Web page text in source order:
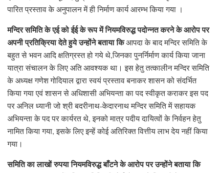
पारित प्रस्ताव के अनुपालन में ही निर्माण कार्य आरम्भ किया गया ।
मन्दिर समिति के एई को ईई के रूप में नियमविरुद्ध पदोन्नत करने के आरोप पर
अपनी प्रतिक्रिया देते हुये उन्होंने बताया किआपदा के बाद मन्दिर समिति के
बहुत से भवन आदि क्षतिग्रस्त हो गये थे,जिनका पुनर्निर्माण कार्य किया जाना
यात्रा संचालन के लिए अति आवश्यक था। इस हेतु तत्कालीन मन्दिर समिति
के अध्यक्ष गणेश गोदियाल द्वारा स्वयं प्रस्ताव बनाकर शासन को संदर्भित
किया गया एवं शासन से अधिशासी अभियन्ता का पद स्वीकृत कराकर इस पद
पर अनिल ध्यानी जो श्री बदरीनाथ-केदारनाथ मन्दिर समिति में सहायक
अभियन्ता के पद पर कार्यरत थे, इनको मात्र पदीय दायित्वों के निर्वहन हेतु
नामित किया गया, इसके लिए इन्हें कोई अतिरिक्त वित्तीय लाभ देय नहीं किया
गया।
समिति का लाखों रुपया नियमविरुद्ध बाँटने के आरोप पर उन्होंने बताया कि